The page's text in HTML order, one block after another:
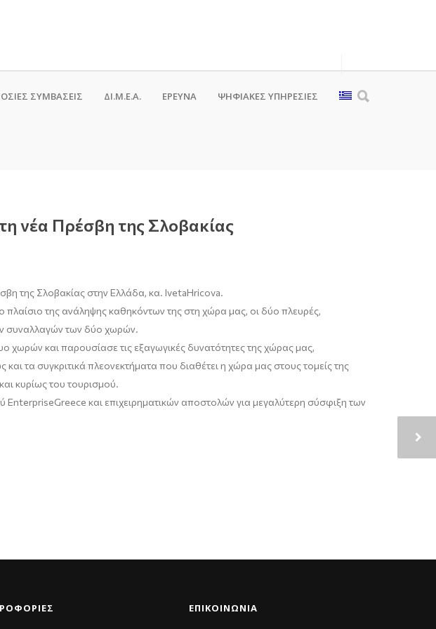
ΣΥΜΒΑΣΕΙΣ ΔΙ.Μ.Ε.Α. ΕΡΕΥΝΑ ΨΗΦΙΑΚΈΣ ΥΠΗΡΕΣΊΕΣ
νέα Πρέσβη της Σλοβακίας
της Σλοβακίας στην Ελλάδα, κα. IvetaHricova.
της ανάληψης καθηκόντων της στη χώρα μας, οι δύο πλευρές,
συναλλαγών των δύο χωρών.
και παρουσίασε τις εξαγωγικές δυνατότητες της χώρας μας,
τα συγκριτικά πλεονεκτήματα που διαθέτει η χώρα μας στους τομείς της
κυρίως του τουρισμού.
και επιχειρηματικών αποστολών για μεγαλύτερη σύσφιξη των
ΕΠΙΚΟΙΝΩΝΊΑ